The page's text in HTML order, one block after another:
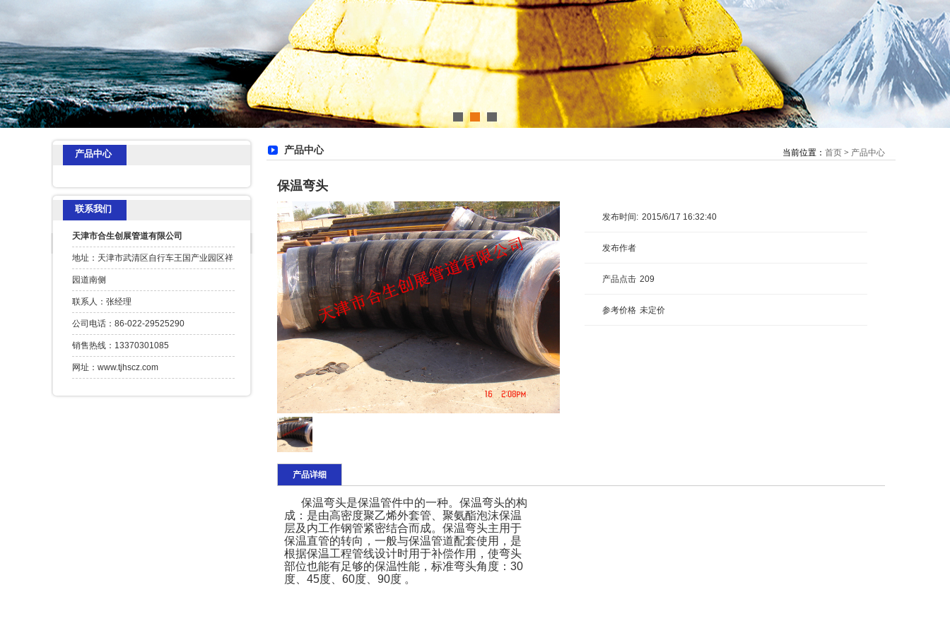
1 2 3
产品中心
联系我们
天津市合生创展管道有限公司
地址：天津市武清区自行车王国产业园区祥
园道南侧
联系人：张经理
公司电话：86-022-29525290
销售热线：13370301085
网址：www.tjhscz.com
当前位置： 首页 > 产品中心
产品中心
保温弯头
发布时间: 2015/6/17 16:32:40
发布作者
产品点击 209
参考价格 未定价
产品详细
保温弯头是保温管件中的一种。保温弯头的构
成：是由高密度聚乙烯外套管、聚氨酯泡沫保温
层及内工作钢管紧密结合而成。 保温弯头主用于
保温直管的转向，一般与保温管道配套使用，是
根据保温工程管线设计时用于补偿作用，使弯头
部位也能有足够的保温性能，标准弯头角度： 30
度、 45度、 60度、 90度 。